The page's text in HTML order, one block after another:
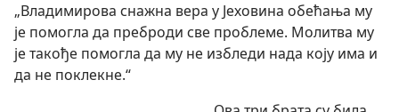
„Владимирова снажна вера у Јеховина обећања му
је помогла да преброди све проблеме. Молитва му
је такође помогла да му не избледи нада коју има и
да не поклекне.“